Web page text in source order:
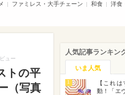
ファミレス・大手チェーン 和食
洋食
ュー
トの平
（写真
人気記事ランキン
いま人気
1
【これ
動！「エ